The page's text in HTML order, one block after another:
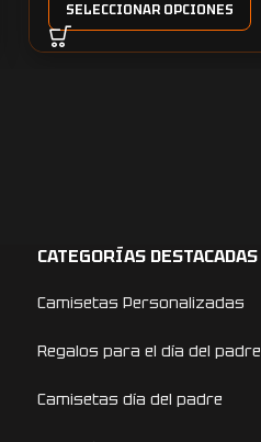
SELECCIONAR OPCIONES
CATEGORÍAS DESTACADAS
Camisetas Personalizadas
Regalos para el día del padre
Camisetas día del padre